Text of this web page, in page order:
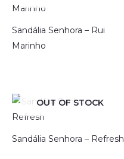
Sandália Senhora – Rui
Marinho
OUT OF STOCK
Sandália Senhora – Refresh